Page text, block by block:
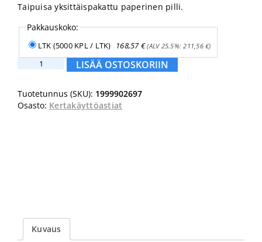
Taipuisa yksittäispakattu paperinen pilli.
Pakkauskoko:
LTK (5000 KPL / LTK) 168,57€(ALV 25.5%:211,56€)
Abena
24cm
Ø6mm
LISÄÄ OSTOSKORIIN
Tuotetunnus (SKU): 1999902697
Osasto: Kertakäyttöastiat
Kuvaus